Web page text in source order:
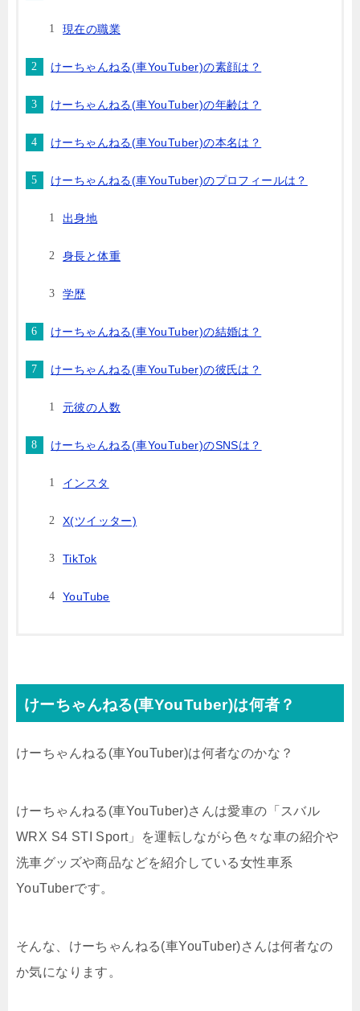
現在の職業
けーちゃんねる(車YouTuber)の素顔は？
けーちゃんねる(車YouTuber)の年齢は？
けーちゃんねる(車YouTuber)の本名は？
けーちゃんねる(車YouTuber)のプロフィールは？
出身地
身長と体重
学歴
けーちゃんねる(車YouTuber)の結婚は？
けーちゃんねる(車YouTuber)の彼氏は？
元彼の人数
けーちゃんねる(車YouTuber)のSNSは？
インスタ
X(ツイッター)
TikTok
YouTube
けーちゃんねる(車YouTuber)は何者？
けーちゃんねる(車YouTuber)は何者なのかな？
けーちゃんねる(車YouTuber)さんは愛車の「スバル
WRX S4 STI Sport」を運転しながら色々な車の紹介や
洗車グッズや商品などを紹介している女性車系
YouTuberです。
そんな、けーちゃんねる(車YouTuber)さんは何者なの
か気になります。